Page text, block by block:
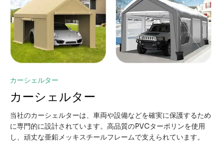
カーシェルター
カーシェルター
当社のカーシェルターは、車両や設備などを確実に保護するため
に専門的に設計されています。高品質のPVCターポリンを使用
し、頑丈な亜鉛メッキスチールフレームで支えられています。